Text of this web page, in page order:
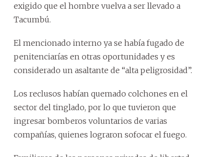
exigido que el hombre vuelva a ser llevado a
Tacumbú.
El mencionado interno ya se había fugado de
penitenciarías en otras oportunidades y es
considerado un asaltante de “alta peligrosidad”.
Los reclusos habían quemado colchones en el
sector del tinglado, por lo que tuvieron que
ingresar bomberos voluntarios de varias
compañías, quienes lograron sofocar el fuego.